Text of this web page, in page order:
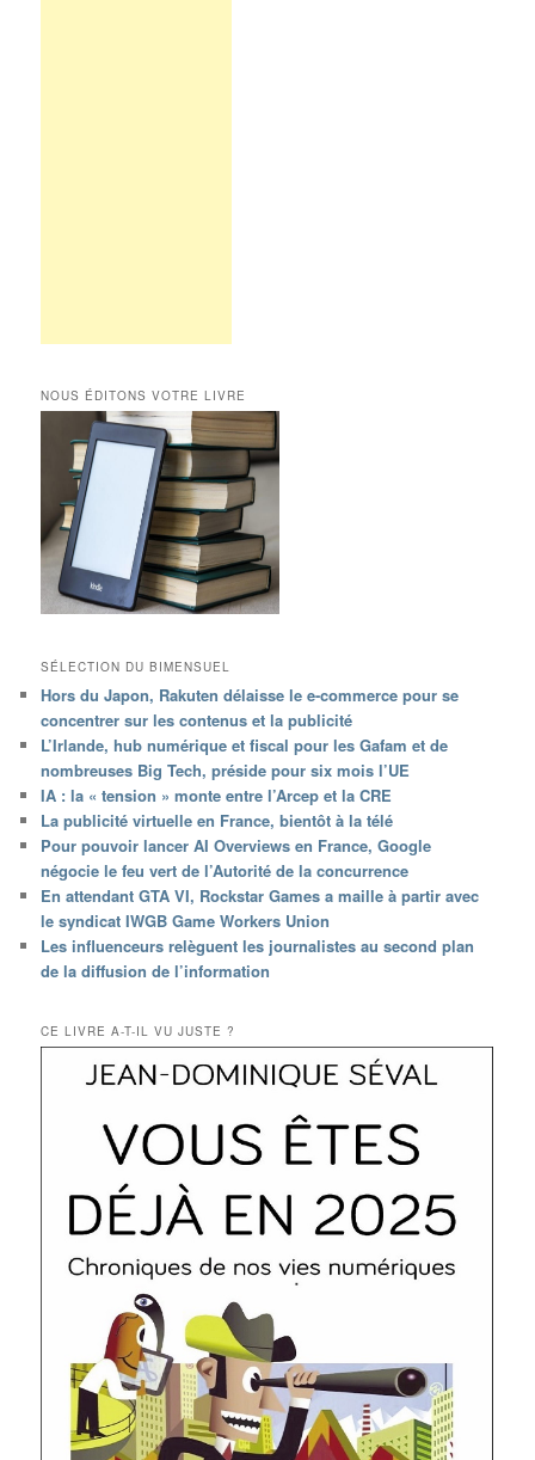
NOUS ÉDITONS VOTRE LIVRE
SÉLECTION DU BIMENSUEL
Hors du Japon, Rakuten délaisse le e-commerce pour se
concentrer sur les contenus et la publicité
L’Irlande, hub numérique et fiscal pour les Gafam et de
nombreuses Big Tech, préside pour six mois l’UE
IA : la « tension » monte entre l’Arcep et la CRE
La publicité virtuelle en France, bientôt à la télé
Pour pouvoir lancer AI Overviews en France, Google
négocie le feu vert de l’Autorité de la concurrence
En attendant GTA VI, Rockstar Games a maille à partir avec
le syndicat IWGB Game Workers Union
Les influenceurs relèguent les journalistes au second plan
de la diffusion de l’information
CE LIVRE A-T-IL VU JUSTE ?